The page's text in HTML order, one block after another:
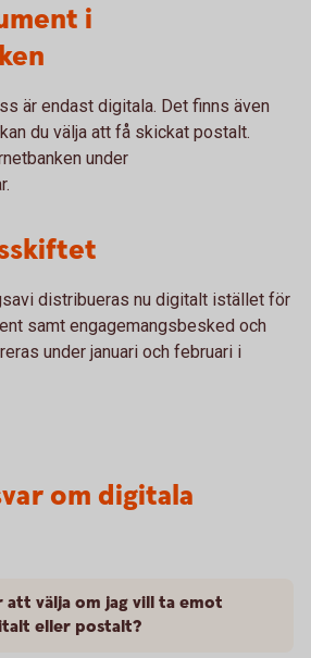
i
är endast digitala. Det finns även
du välja att få skickat postalt.
under
distribueras nu digitalt istället för
samt engagemangsbesked och
under januari och februari i
om digitala
att välja om jag vill ta emot
eller postalt?